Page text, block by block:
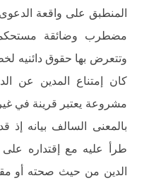
المنطبق على واقعة
مضطرب وضائقة مستحكمة
وتتعرض بها حقوق دائنيه
كان إمتناع المدين عن
مشروعة يعتبر قرينة في غير
بالمعنى السالف بيانه إذ
طرأ عليه مع إقتداره
الدين من حيث صحته أو